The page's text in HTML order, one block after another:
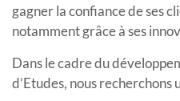
gagner la confiance de ses
notamment grâce à ses
Dans le cadre du
d’Etudes, nous recherchons